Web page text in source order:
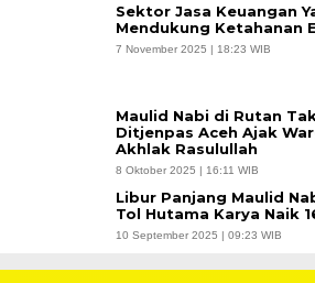
Sektor Jasa Keuangan
Mendukung Ketahanan
7 November 2025 | 18:23 WIB
Maulid Nabi di Rutan
Ditjenpas Aceh Ajak
Akhlak Rasulullah
8 Oktober 2025 | 16:11 WIB
Libur Panjang Maulid
Tol Hutama Karya Naik
10 September 2025 | 09:23 WIB